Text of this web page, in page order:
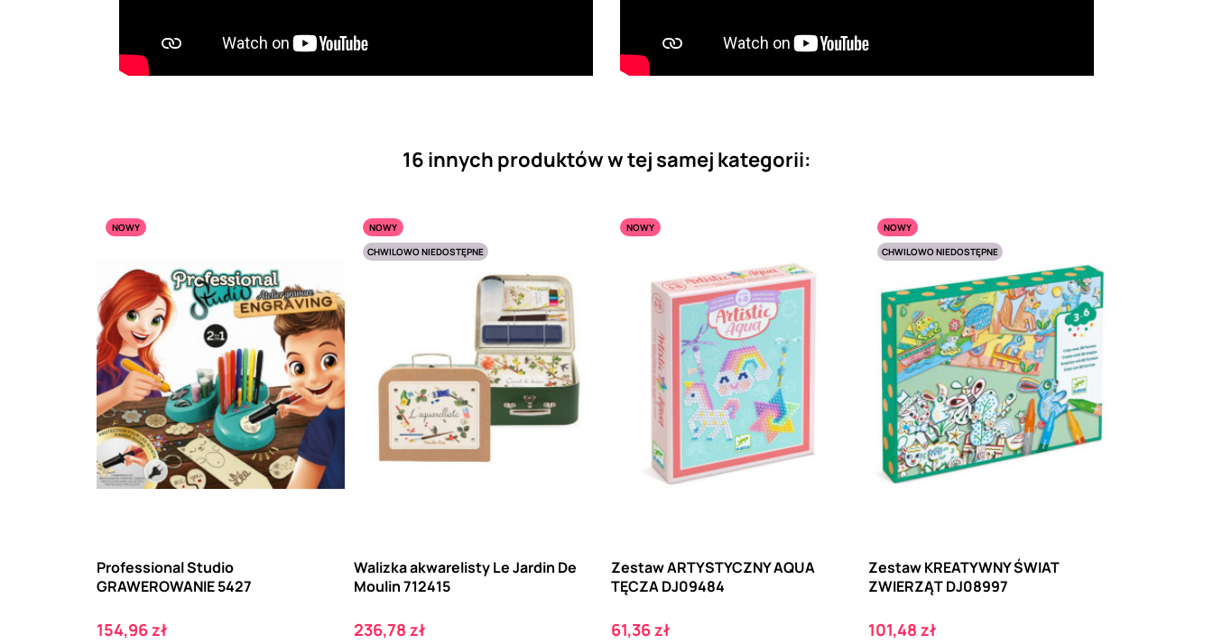
16 innych produktów w tej samej kategorii:
NOWY
Professional Studio
GRAWEROWANIE 5427
Cena
154,96 zł
NOWY
CHWILOWO NIEDOSTĘPNE
Walizka akwarelisty Le Jardin De
Moulin 712415
Cena
236,78 zł
NOWY
Zestaw ARTYSTYCZNY AQUA
TĘCZA DJ09484
Cena
61,36 zł
NOWY
CHWILOWO NIEDOSTĘPNE
Zestaw KREATYWNY ŚWIAT
ZWIERZĄT DJ08997
Cena
101,48 zł